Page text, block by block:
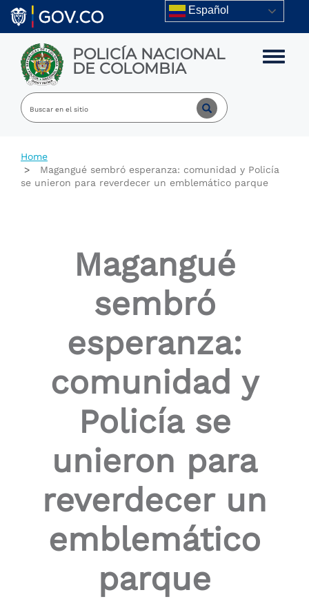
Skip to main content Español
POLICÍA NACIONAL
DE COLOMBIA Toggle
Home
Magangué sembró esperanza: comunidad y Policía
se unieron para reverdecer un emblemático parque
Magangué
sembró
esperanza:
comunidad y
Policía se
unieron para
reverdecer un
emblemático
parque